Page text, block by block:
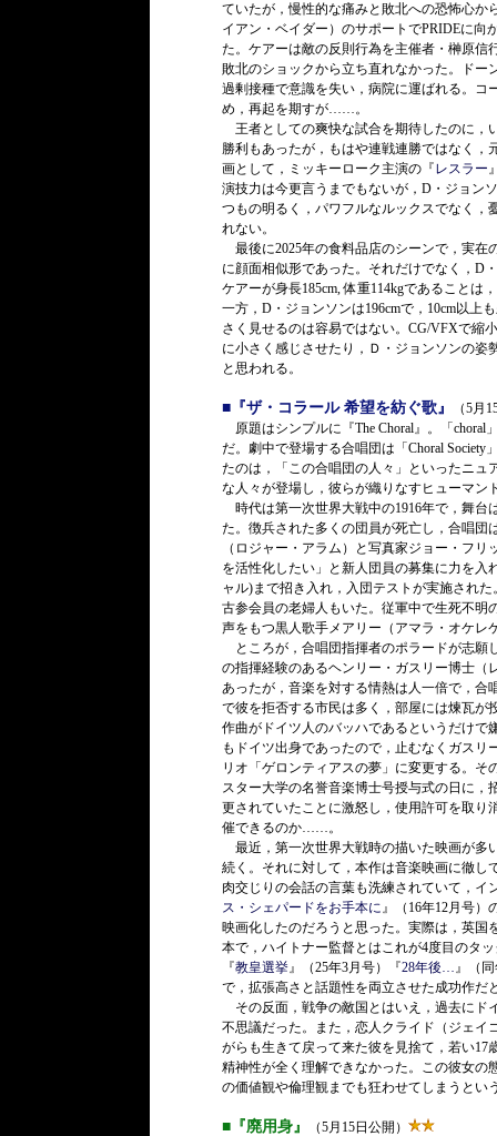
ていたが，慢性的な痛みと敗北への恐怖心か
イアン・ベイダー）のサポートでPRIDEに
た。ケアーは敵の反則行為を主催者・榊原信
敗北のショックから立ち直れなかった。ドー
過剰接種で意識を失い，病院に運ばれる。コ
め，再起を期すが……。
王者としての爽快な試合を期待したのに，
勝利もあったが，もはや連戦連勝ではなく
画として，ミッキーローク主演の『レスラー
演技力は今更言うまでもないが，D・ジョン
つもの明るく，パワフルなルックスでなく，
れない。
最後に2025年の食料品店のシーンで，実在
に顔面相似形であった。それだけでなく，D
ケアーが身長185cm, 体重114kgであること
一方，D・ジョンソンは196cmで，10cm以上
さく見せるのは容易ではない。CG/VFXで縮
に小さく感じさせたり，Ｄ・ジョンソンの
と思われる。
■『ザ・コラール 希望を紡ぐ歌』
（5月
原題はシンプルに『The Choral』。「choral
だ。劇中で登場する合唱団は「Choral
たのは，「この合唱団の人々」といったニュ
な人々が登場し，彼らが織りなすヒューマン
時代は第一次世界大戦中の1916年で，舞台
た。徴兵された多くの団員が死亡し，合唱団
（ロジャー・アラム）と写真家ジョー・フ
を活性化したい」と新人団員の募集に力を
ャル)まで招き入れ，入団テストが実施され
古参会員の老婦人もいた。従軍中で生死不明
声をもつ黒人歌手メアリー（アマラ・オケレ
ところが，合唱団指揮者のポラードが志願
の指揮経験のあるヘンリー・ガスリー博士（
あったが，音楽を対する情熱は人一倍で，合
で彼を拒否する市民は多く，部屋には煉瓦が
作曲がドイツ人のバッハであるというだけで
もドイツ出身であったので，止むなくガス
リオ「ゲロンティアスの夢」に変更する。
スター大学の名誉音楽博士号授与式の日に
更されていたことに激怒し，使用許可を取り
催できるのか……。
最近，第一次世界大戦時の描いた映画が多
続く。それに対して，本作は音楽映画に徹し
肉交じりの会話の言葉も洗練されていて，イ
ス・シェパードをお手本に』（16年12月号）
映画化したのだろうと思った。実際は，英国
本で，ハイトナー監督とはこれが4度目のタ
『教皇選挙』（25年3月号）『28年後…』（
で，拡張高さと話題性を両立させた成功作だ
その反面，戦争の敵国とはいえ，過去にド
不思議だった。また，恋人クライド（ジェイ
がらも生きて戻って来た彼を見捨て，若い
精神性が全く理解できなかった。この彼女の
の価値観や倫理観までも狂わせてしまうとい
■『廃用身』
（5月15日公開）